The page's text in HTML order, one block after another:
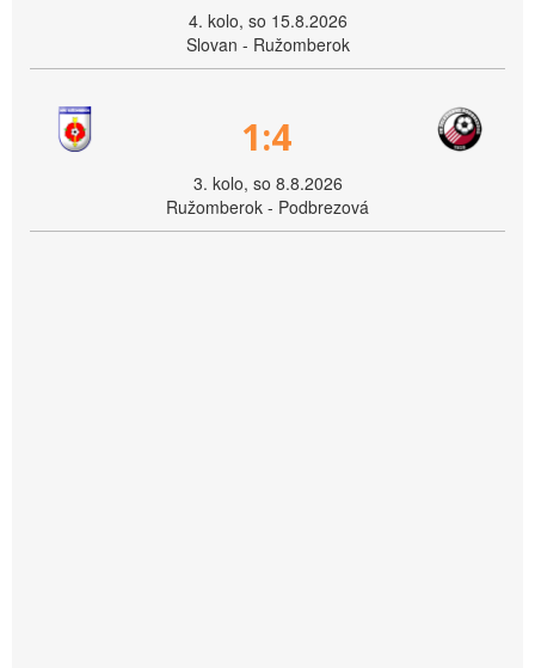
4. kolo, so 15.8.2026
Slovan - Ružomberok
1:4
3. kolo, so 8.8.2026
Ružomberok - Podbrezová